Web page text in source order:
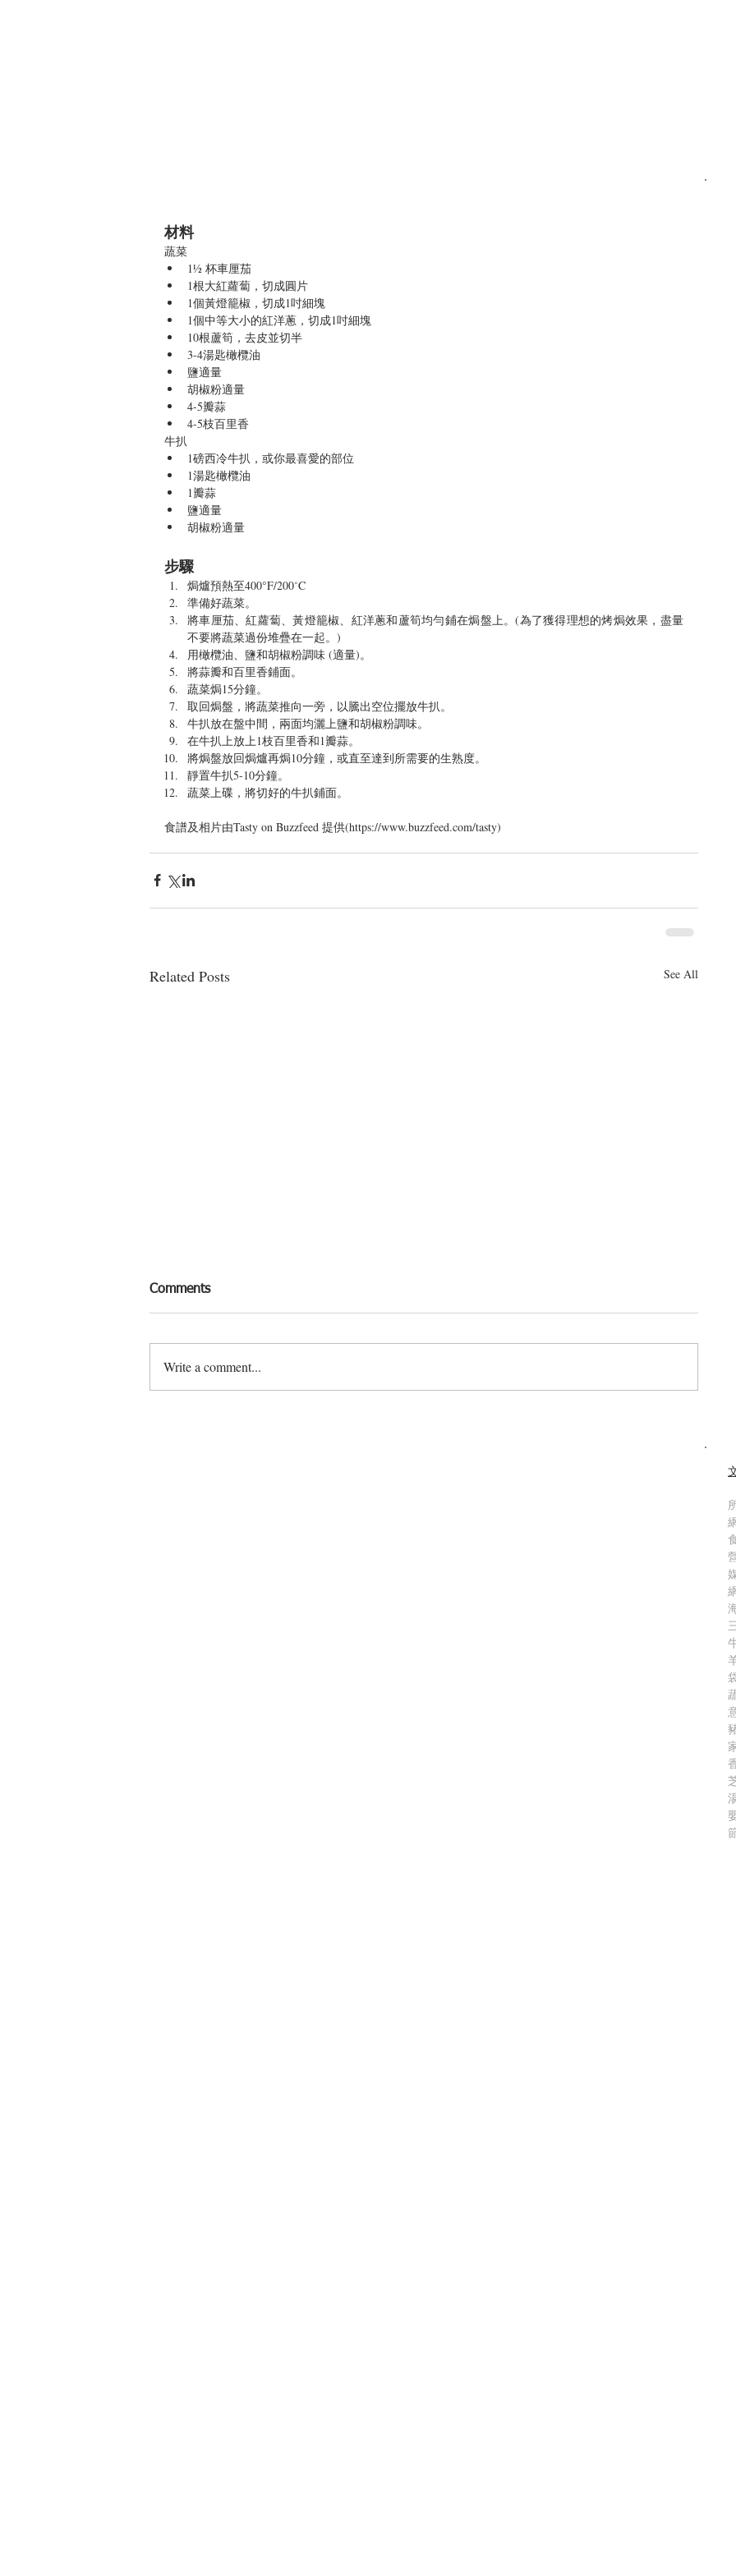
材料
蔬菜
1½ 杯車厘茄
1根大紅蘿蔔，切成圓片
1個黃燈籠椒，切成1吋細塊
1個中等大小的紅洋蔥，切成1吋細塊
10根蘆筍，去皮並切半
3-4湯匙橄欖油
鹽適量
胡椒粉​適量
4-5瓣蒜
4-5枝百里香
牛扒
1磅西冷牛扒，或你最喜愛的部位
1湯匙橄欖油
1瓣蒜
鹽適量
胡椒粉​適量
步驟
焗爐預熱至400°F/200˚C
準備好蔬菜。
將車厘茄、紅蘿蔔、黃燈籠椒、紅洋蔥和蘆筍均勻鋪在焗盤上。(為了獲得理想的烤焗效果，盡量
不要將蔬菜過份堆疊在一起。)
用橄欖油、鹽和胡椒粉調味 (適量)。
將蒜瓣和百里香鋪面。
蔬菜焗15分鐘。
取回焗盤，將蔬菜推向一旁，以騰出空位擺放牛扒。
牛扒放在盤中間，兩面均灑上鹽和胡椒粉調味。
在牛扒上放上1枝百里香和1瓣蒜。
將焗盤放回焗爐再焗10分鐘，或直至達到所需要的生熟度。
靜置牛扒5-10分鐘。
蔬菜上碟，將切好的牛扒鋪面。
食譜及相片由Tasty on Buzzfeed 提供(https://www.buzzfeed.com/tasty)
Related Posts See All
香脆植物蟹肉餅
Comments
Write a comment...